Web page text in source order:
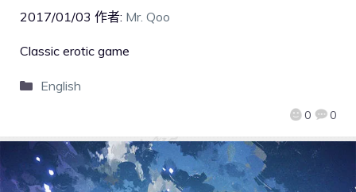
2017/01/03 作者: Mr. Qoo
0 0
Classic erotic game
English